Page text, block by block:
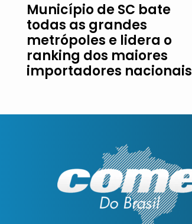
Município de SC bate
todas as grandes
metrópoles e lidera o
ranking dos maiores
importadores nacionais